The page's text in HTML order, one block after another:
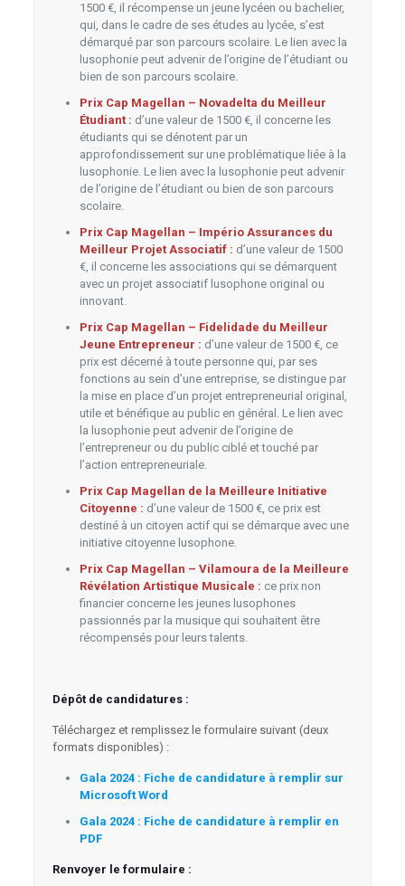
1500 €, il récompense un jeune lycéen ou bachelier,
qui, dans le cadre de ses études au lycée, s’est
démarqué par son parcours scolaire. Le lien avec la
lusophonie peut advenir de l’origine de l’étudiant ou
bien de son parcours scolaire.
Prix Cap Magellan – Novadelta du Meilleur
Étudiant : d’une valeur de 1500 €, il concerne les
étudiants qui se dénotent par un
approfondissement sur une problématique liée à la
lusophonie. Le lien avec la lusophonie peut advenir
de l’origine de l’étudiant ou bien de son parcours
scolaire.
Prix Cap Magellan – Império Assurances du
Meilleur Projet Associatif : d’une valeur de 1500
€, il concerne les associations qui se démarquent
avec un projet associatif lusophone original ou
innovant.
Prix Cap Magellan – Fidelidade du Meilleur
Jeune Entrepreneur : d’une valeur de 1500 €, ce
prix est décerné à toute personne qui, par ses
fonctions au sein d’une entreprise, se distingue par
la mise en place d’un projet entrepreneurial original,
utile et bénéfique au public en général. Le lien avec
la lusophonie peut advenir de l’origine de
l’entrepreneur ou du public ciblé et touché par
l’action entrepreneuriale.
Prix Cap Magellan de la Meilleure Initiative
Citoyenne : d’une valeur de 1500 €, ce prix est
destiné à un citoyen actif qui se démarque avec une
initiative citoyenne lusophone.
Prix Cap Magellan – Vilamoura de la Meilleure
Révélation Artistique Musicale : ce prix non
financier concerne les jeunes lusophones
passionnés par la musique qui souhaitent être
récompensés pour leurs talents.
Dépôt de candidatures :
Téléchargez et remplissez le formulaire suivant (deux
formats disponibles) :
Gala 2024 : Fiche de candidature à remplir sur
Microsoft Word
Gala 2024 : Fiche de candidature à remplir en
PDF
Renvoyer le formulaire :